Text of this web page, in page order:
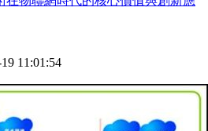
11:01:54